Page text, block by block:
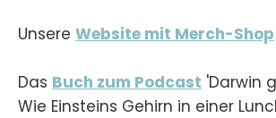
Unsere Website mit Merch-Shop
Das Buch zum Podcast 'Darwin
Wie Einsteins Gehirn in einer